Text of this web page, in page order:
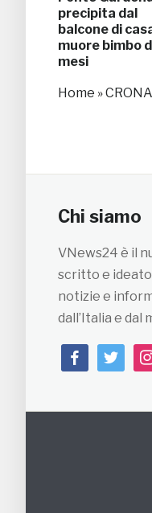
precipita dal
balcone di
muore bimbo
mesi
Home »
Chi siamo
VNews24 è il
scritto e ideato
notizie e
dall’Italia e dal
facebooktwitter